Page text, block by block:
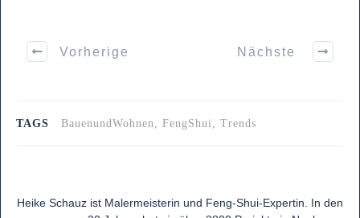
Vorherige Nächste
TAGS BauenundWohnen, FengShui, Trends
Heike Schauz ist Malermeisterin und Feng-Shui-Expertin. In den